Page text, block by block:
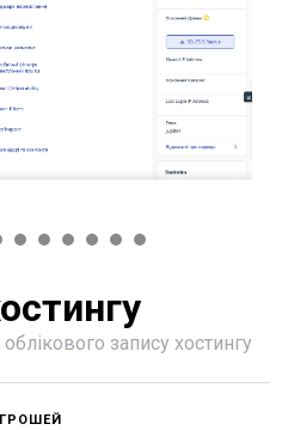
запису хостингу